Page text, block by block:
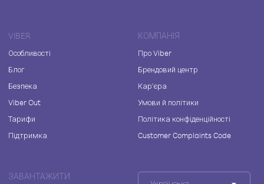
VIBER
Особливості
Блог
Безпека
Viber Out
Тарифи
Підтримка
КОМПАНІЯ
Про Viber
Брендовий центр
Кар'єра
Умови й політики
Політика конфіденційності
Customer Complaints Code
ЗАВАНТАЖИТИ